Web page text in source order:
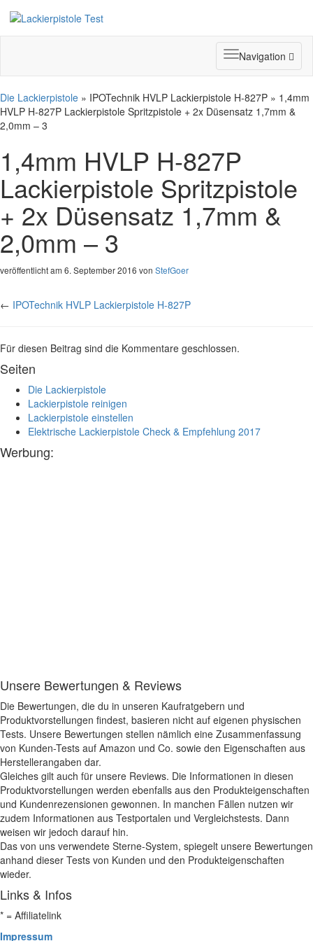
Toggle
navigation
Navigation
Die Lackierpistole » IPOTechnik HVLP Lackierpistole H-827P » 1,4mm
HVLP H-827P Lackierpistole Spritzpistole + 2x Düsensatz 1,7mm &
2,0mm – 3
1,4mm HVLP H-827P
Lackierpistole Spritzpistole
+ 2x Düsensatz 1,7mm &
2,0mm – 3
veröffentlicht am 6. September 2016 von StefGoer
← IPOTechnik HVLP Lackierpistole H-827P
Für diesen Beitrag sind die Kommentare geschlossen.
Seiten
Die Lackierpistole
Lackierpistole reinigen
Lackierpistole einstellen
Elektrische Lackierpistole Check & Empfehlung 2017
Werbung:
Unsere Bewertungen & Reviews
Die Bewertungen, die du in unseren Kaufratgebern und
Produktvorstellungen findest, basieren nicht auf eigenen physischen
Tests. Unsere Bewertungen stellen nämlich eine Zusammenfassung
von Kunden-Tests auf Amazon und Co. sowie den Eigenschaften aus
Herstellerangaben dar.
Gleiches gilt auch für unsere Reviews. Die Informationen in diesen
Produktvorstellungen werden ebenfalls aus den Produkteigenschaften
und Kundenrezensionen gewonnen. In manchen Fällen nutzen wir
zudem Informationen aus Testportalen und Vergleichstests. Dann
weisen wir jedoch darauf hin.
Das von uns verwendete Sterne-System, spiegelt unsere Bewertungen
anhand dieser Tests von Kunden und den Produkteigenschaften
wieder.
Links & Infos
* = Affiliatelink
Impressum